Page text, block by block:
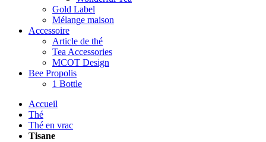
Gold Label
Mélange maison
Accessoire
Article de thé
Tea Accessories
MCOT Design
Bee Propolis
1 Bottle
Accueil
Thé
Thé en vrac
Tisane